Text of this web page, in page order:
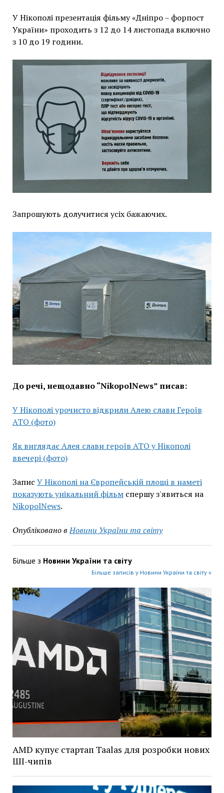
У Нікополі презентація фільму «Дніпро – форпост
України» проходить з 12 до 14 листопада включно
з 10 до 19 години.
Запрошують долучитися усіх бажаючих.
До речі, нещодавно “NikopolNews” писав:
У Нікополі урочисто відкрили Алею слави Героїв
АТО (фото)
Як виглядає Алея слави героїв АТО у Нікополі
ввечері (фото)
Запис У Нікополі на Європейській площі в наметі
показують унікальний фільмспершу з'явиться на
NikopolNews.
Опубліковано в Новини України та світу
Більше з Новини України та світу
Більше записів у Новини України та світу »
AMD купує стартап Taalas для розробки нових
ШІ-чипів